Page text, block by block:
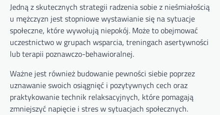
Jedną z skutecznych strategii radzenia sobie z nieśmiałością
u mężczyzn jest stopniowe wystawianie się na sytuacje
społeczne, które wywołują niepokój. Może to obejmować
uczestnictwo w grupach wsparcia, treningach asertywności
lub terapii poznawczo-behawioralnej.
Ważne jest również budowanie pewności siebie poprzez
uznawanie swoich osiągnięć i pozytywnych cech oraz
praktykowanie technik relaksacyjnych, które pomagają
zmniejszyć napięcie i stres w sytuacjach społecznych.